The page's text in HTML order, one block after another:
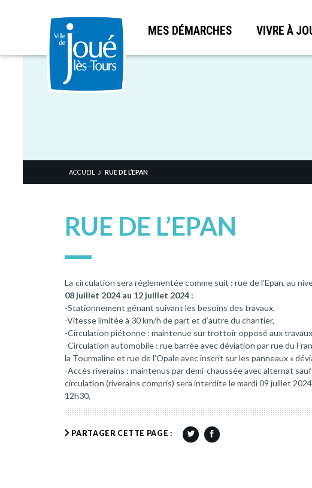
Aller
MES DÉMARCHES VIVRE À
ACCUEIL // RUE DE L’EPAN
RUE DE L’EPAN
La circulation sera réglementée comme suit : rue de l’Epan, au
08 juillet 2024 au 12 juillet 2024 :
-Stationnement gênant suivant les besoins des travaux,
-Vitesse limitée à 30 km/h de part et d’autre du chantier,
-Circulation piétonne : maintenue sur trottoir opposé aux
-Circulation automobile : rue barrée avec déviation par rue du
la Tourmaline et rue de l’Opale avec inscrit sur les panneaux «
-Accès riverains : maintenus par demi-chaussée avec alternat
circulation (riverains compris) sera interdite le mardi 09 juillet
12h30,
PARTAGER CETTE PAGE :